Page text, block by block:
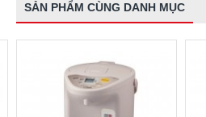
SẢN PHẨM CÙNG DANH MỤC